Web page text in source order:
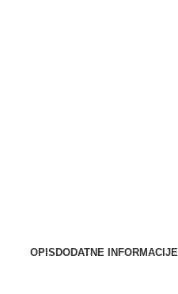
OPIS DODATNE INFORMACIJE